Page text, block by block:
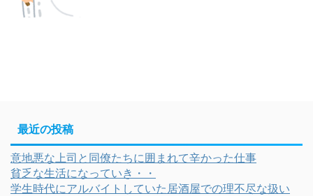
最近の投稿
意地悪な上司と同僚たちに囲まれて辛かった仕事
貧乏な生活になっていき・・
学生時代にアルバイトしていた居酒屋での理不尽な扱い